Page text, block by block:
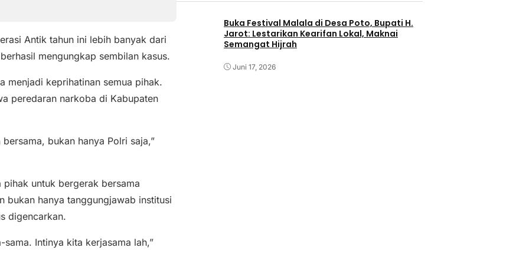
Antik tahun ini lebih banyak dari
mengungkap sembilan kasus.
menjadi keprihatinan semua pihak.
peredaran narkoba di Kabupaten
bukan hanya Polri saja,”
untuk bergerak bersama
bukan hanya tanggungjawab institusi
digencarkan.
Intinya kita kerjasama lah,”
Buka Festival Malala di Desa Poto, Bupati H.
Jarot: Lestarikan Kearifan Lokal, Maknai
Semangat Hijrah
Juni 17, 2026